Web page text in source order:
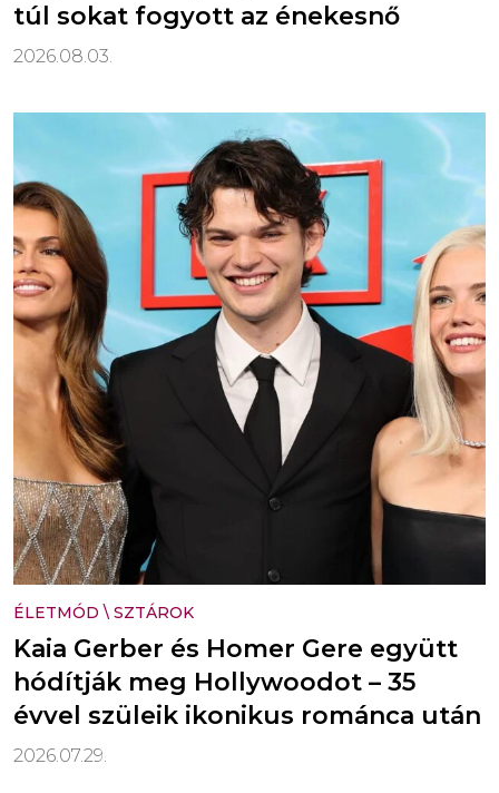
túl sokat fogyott az énekesnő
2026.08.03.
ÉLETMÓD \ SZTÁROK
Kaia Gerber és Homer Gere együtt
hódítják meg Hollywoodot – 35
évvel szüleik ikonikus románca után
2026.07.29.